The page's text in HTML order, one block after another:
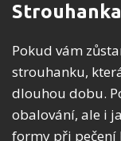
Strouhanka
Pokud vám
strouhanku,
dlouhou dobu.
obalování, ale i
formy při pečení